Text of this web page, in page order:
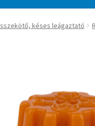
késes leágaztató